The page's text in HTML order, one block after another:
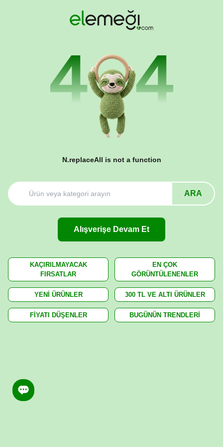
N.replaceAll is not a function
ARA
Alışverişe Devam Et
KAÇIRILMAYACAK
FIRSATLAR
EN ÇOK
GÖRÜNTÜLENENLER
YENİ ÜRÜNLER 300 TL VE ALTI ÜRÜNLER
FİYATI DÜŞENLER BUGÜNÜN TRENDLERİ